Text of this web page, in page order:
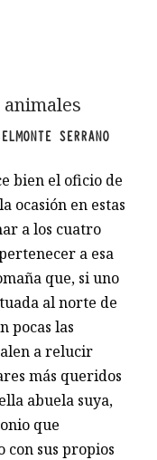
SERRANO
bien el oficio de
ocasión en estas
a los cuatro
a esa
que, si uno
al norte de
pocas las
a relucir
más queridos
abuela suya,
que
con sus propios